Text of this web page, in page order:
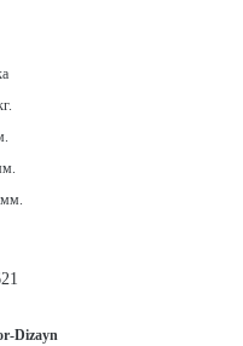
мм.
Dizayn